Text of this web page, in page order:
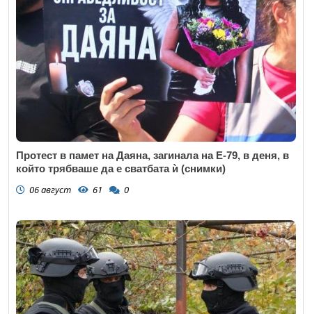
Протест в памет на Даяна, загинала на Е-79, в деня, в
който трябваше да е сватбата ѝ (снимки)
06 август 61 0